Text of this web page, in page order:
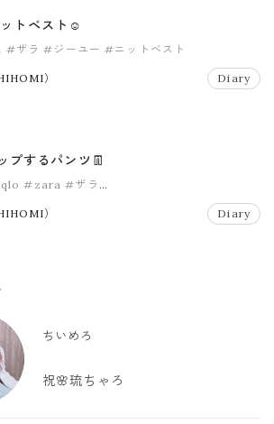
トベスト☺️
#ザラ #ジーユー #ニットベスト
） Diary
するパンツ👖
#zara #ザラ
ライズジーンズ
）
Diary
ちいめろ
祝🌸琉ちゃろ